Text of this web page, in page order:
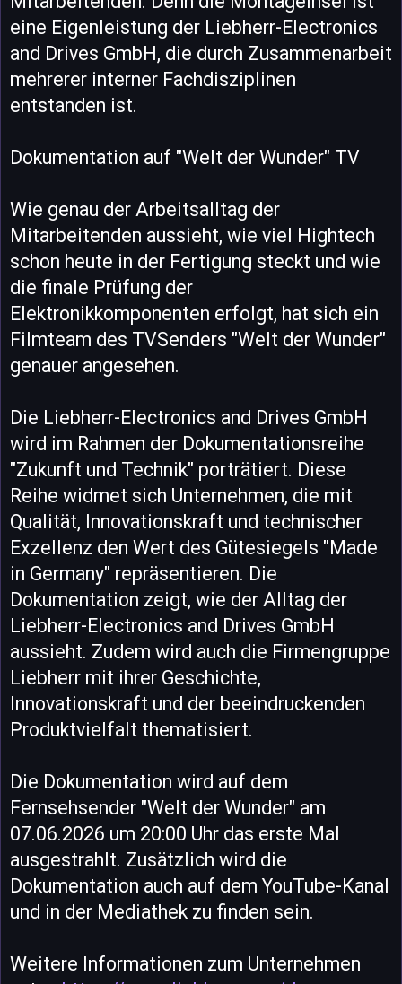
eine Eigenleistung der Liebherr-Electronics
and Drives GmbH, die durch Zusammenarbeit
mehrerer interner Fachdisziplinen
entstanden ist.
Dokumentation auf "Welt der Wunder" TV
Wie genau der Arbeitsalltag der
Mitarbeitenden aussieht, wie viel Hightech
schon heute in der Fertigung steckt und wie
die finale Prüfung der
Elektronikkomponenten erfolgt, hat sich ein
Filmteam des TVSenders "Welt der Wunder"
genauer angesehen.
Die Liebherr-Electronics and Drives GmbH
wird im Rahmen der Dokumentationsreihe
"Zukunft und Technik" porträtiert. Diese
Reihe widmet sich Unternehmen, die mit
Qualität, Innovationskraft und technischer
Exzellenz den Wert des Gütesiegels "Made
in Germany" repräsentieren. Die
Dokumentation zeigt, wie der Alltag der
Liebherr-Electronics and Drives GmbH
aussieht. Zudem wird auch die Firmengruppe
Liebherr mit ihrer Geschichte,
Innovationskraft und der beeindruckenden
Produktvielfalt thematisiert.
Die Dokumentation wird auf dem
Fernsehsender "Welt der Wunder" am
07.06.2026 um 20:00 Uhr das erste Mal
ausgestrahlt. Zusätzlich wird die
Dokumentation auch auf dem YouTube-Kanal
und in der Mediathek zu finden sein.
Weitere Informationen zum Unternehmen